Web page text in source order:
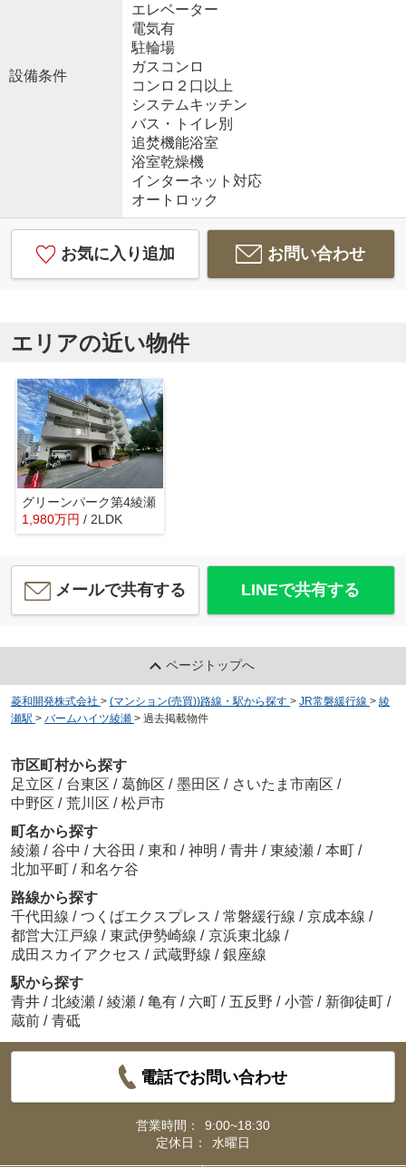
設備条件
エレベーター
電気有
駐輪場
ガスコンロ
コンロ２口以上
システムキッチン
バス・トイレ別
追焚機能浴室
浴室乾燥機
インターネット対応
オートロック
お気に入り追加 お問い合わせ
エリアの近い物件
グリーンパーク第4綾瀬
1,980万円 / 2LDK
メールで共有する LINEで共有する
ページトップへ
菱和開発株式会社 > (マンション(売買))路線・駅から探す > JR常磐緩行線 > 綾
瀬駅 > バームハイツ綾瀬 > 過去掲載物件
市区町村から探す
足立区 / 台東区 / 葛飾区 / 墨田区 / さいたま市南区 /
中野区 / 荒川区 / 松戸市
町名から探す
綾瀬 / 谷中 / 大谷田 / 東和 / 神明 / 青井 / 東綾瀬 / 本町 /
北加平町 / 和名ケ谷
路線から探す
千代田線 / つくばエクスプレス / 常磐緩行線 / 京成本線 /
都営大江戸線 / 東武伊勢崎線 / 京浜東北線 /
成田スカイアクセス / 武蔵野線 / 銀座線
駅から探す
青井 / 北綾瀬 / 綾瀬 / 亀有 / 六町 / 五反野 / 小菅 / 新御徒町 /
蔵前 / 青砥
電話でお問い合わせ
営業時間：
9:00~18:30
定休日：
水曜日